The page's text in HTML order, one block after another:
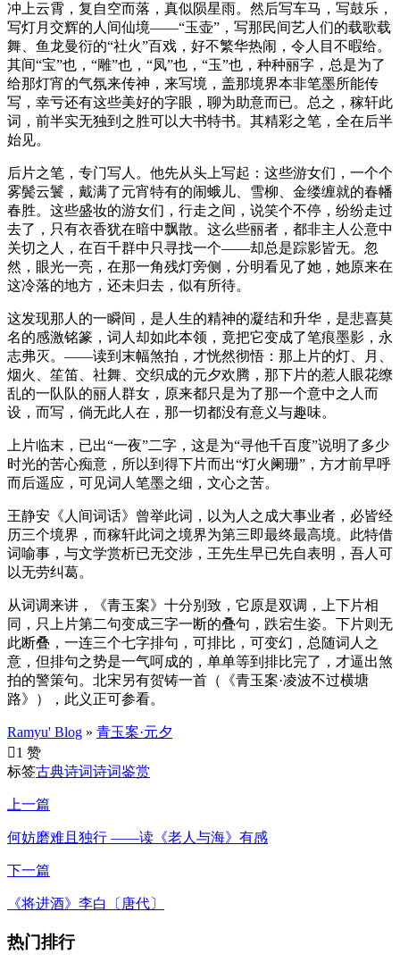
冲上云霄，复自空而落，真似陨星雨。然后写车马，写鼓乐，
写灯月交辉的人间仙境——“玉壶”，写那民间艺人们的载歌载
舞、鱼龙曼衍的“社火”百戏，好不繁华热闹，令人目不暇给。
其间“宝”也，“雕”也，“凤”也，“玉”也，种种丽字，总是为了
给那灯宵的气氛来传神，来写境，盖那境界本非笔墨所能传
写，幸亏还有这些美好的字眼，聊为助意而已。总之，稼轩此
词，前半实无独到之胜可以大书特书。其精彩之笔，全在后半
始见。
后片之笔，专门写人。他先从头上写起：这些游女们，一个个
雾鬓云鬟，戴满了元宵特有的闹蛾儿、雪柳、金缕缠就的春幡
春胜。这些盛妆的游女们，行走之间，说笑个不停，纷纷走过
去了，只有衣香犹在暗中飘散。这么些丽者，都非主人公意中
关切之人，在百千群中只寻找一个——却总是踪影皆无。忽
然，眼光一亮，在那一角残灯旁侧，分明看见了她，她原来在
这冷落的地方，还未归去，似有所待。
这发现那人的一瞬间，是人生的精神的凝结和升华，是悲喜莫
名的感激铭篆，词人却如此本领，竟把它变成了笔痕墨影，永
志弗灭。——读到末幅煞拍，才恍然彻悟：那上片的灯、月、
烟火、笙笛、社舞、交织成的元夕欢腾，那下片的惹人眼花缭
乱的一队队的丽人群女，原来都只是为了那一个意中之人而
设，而写，倘无此人在，那一切都没有意义与趣味。
上片临末，已出“一夜”二字，这是为“寻他千百度”说明了多少
时光的苦心痴意，所以到得下片而出“灯火阑珊”，方才前早呼
而后遥应，可见词人笔墨之细，文心之苦。
王静安《人间词话》曾举此词，以为人之成大事业者，必皆经
历三个境界，而稼轩此词之境界为第三即最终最高境。此特借
词喻事，与文学赏析已无交涉，王先生早已先自表明，吾人可
以无劳纠葛。
从词调来讲，《青玉案》十分别致，它原是双调，上下片相
同，只上片第二句变成三字一断的叠句，跌宕生姿。下片则无
此断叠，一连三个七字排句，可排比，可变幻，总随词人之
意，但排句之势是一气呵成的，单单等到排比完了，才逼出煞
拍的警策句。北宋另有贺铸一首（《青玉案·凌波不过横塘
路》），此义正可参看。
Ramyu' Blog » 青玉案·元夕
1 赞
标签古典诗词诗词鉴赏
上一篇
何妨磨难且独行 ——读《老人与海》有感
下一篇
《将进酒》李白〔唐代〕
热门排行